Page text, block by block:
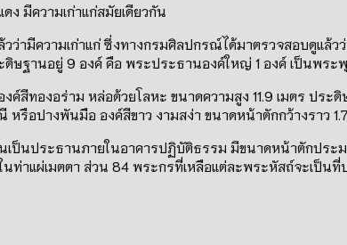
ง มีความเก่าแก่สมัยเดียวกัน
ามีความเก่าแก่ ซึ่งทางกรมศิลปกรณ์ได้มาตรวจสอบดูแล้ว
ดิษฐานอยู่ 9 องค์ คือ พระประธานองค์ใหญ่ 1 องค์ เป็นพระ
ค์สีทองอร่าม หล่อด้วยโลหะ ขนาดความสูง 11.9 เมตร ป
ปางพันมือ องค์สีขาว งามสง่า ขนาดหน้าตักกว้างราว
เป็นประธานภายในอาคารปฏิบัติธรรม มีขนาดหน้าตักประ
ท่าแผ่เมตตา ส่วน 84 พระกรที่เหลือแต่ละพระหัสถ์จะเป็น